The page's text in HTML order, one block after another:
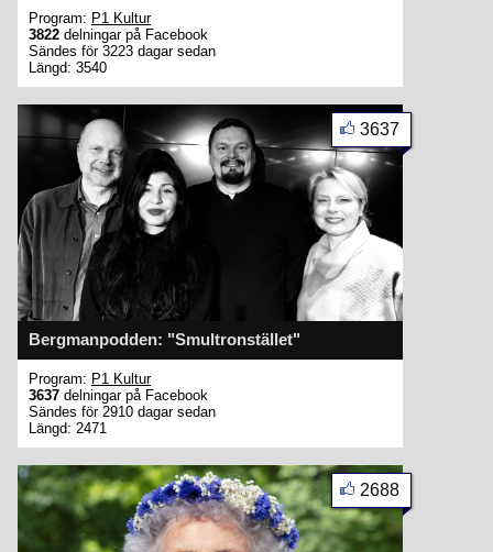
Program: P1 Kultur
3822 delningar på Facebook
Sändes för 3223 dagar sedan
Längd: 3540
Bergmanpodden: "Smultronstället"
3637
Program: P1 Kultur
3637 delningar på Facebook
Sändes för 2910 dagar sedan
Längd: 2471
2688